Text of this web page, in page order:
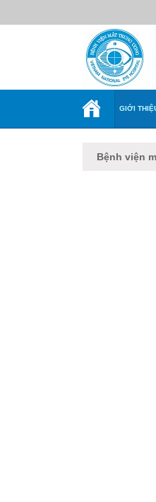
TRANG GIỚI
Bệnh viện